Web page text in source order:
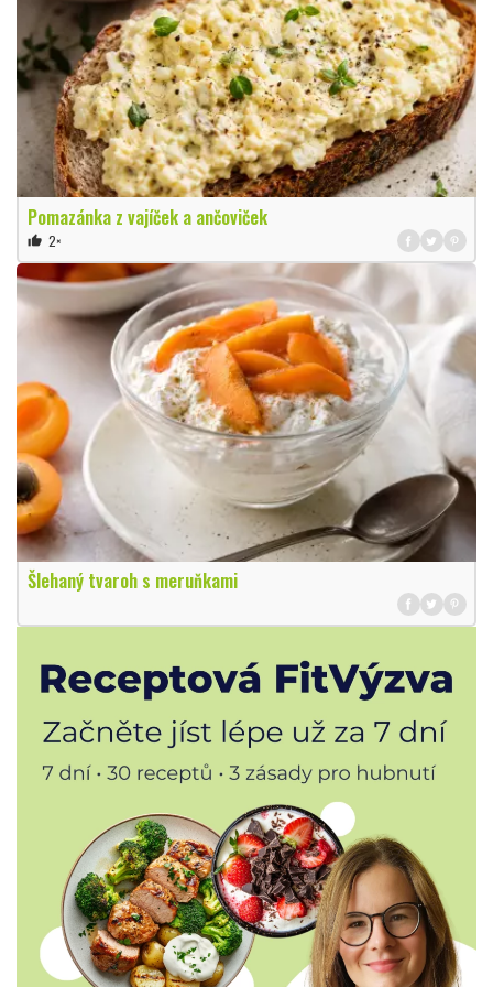
Pomazánka z vajíček a ančoviček
thumb_up 2×
Šlehaný tvaroh s meruňkami